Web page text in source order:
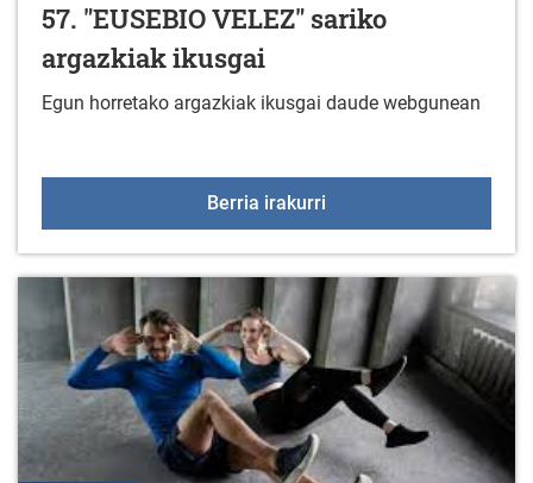
57. "EUSEBIO VELEZ" sariko
argazkiak ikusgai
Egun horretako argazkiak ikusgai daude webgunean
Berria irakurri